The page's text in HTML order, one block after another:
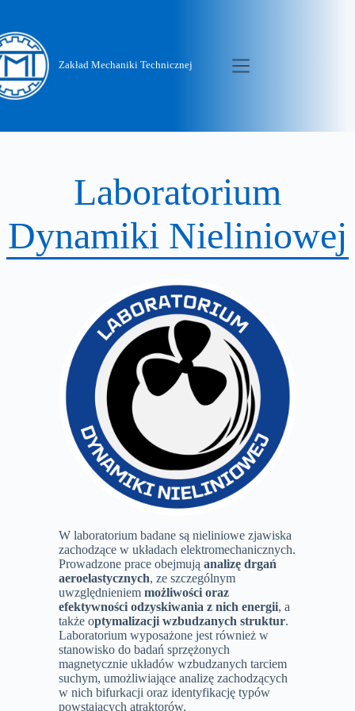
Laboratorium
Dynamiki
W laboratorium badane są nieliniowe
zachodzące w układach
Prowadzone prace obejmują